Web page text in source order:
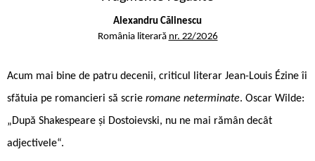
Alexandru Călinescu
România literară nr. 22/2026
Acum mai bine de patru decenii, criticul literar Jean-Louis Ézine îi
sfătuia pe romancieri să scrie romane neterminate. Oscar Wilde:
„După Shakespeare și Dostoievski, nu ne mai rămân decât
adjectivele“.